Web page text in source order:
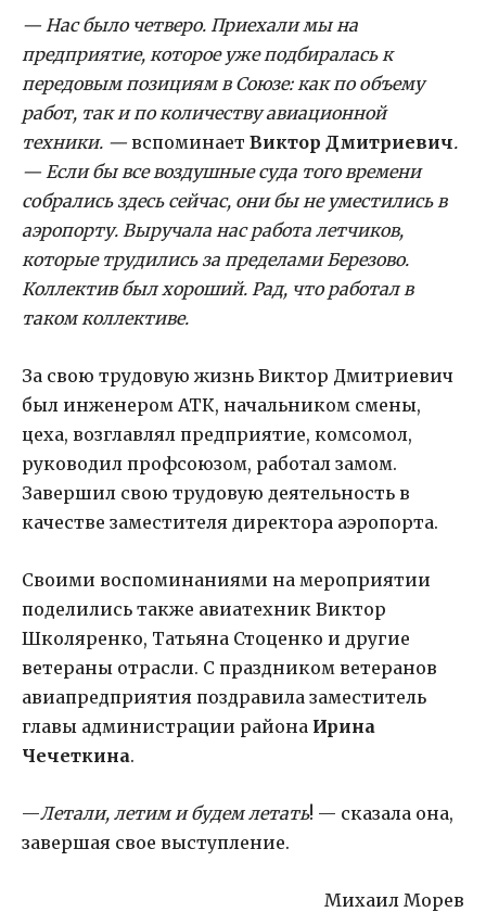
— Нас было четверо. Приехали мы на
предприятие, которое уже подбиралась к
передовым позициям в Союзе: как по объему
работ, так и по количеству авиационной
техники. — вспоминает Виктор Дмитриевич.
— Если бы все воздушные суда того времени
собрались здесь сейчас, они бы не уместились в
аэропорту. Выручала нас работа летчиков,
которые трудились за пределами Березово.
Коллектив был хороший. Рад, что работал в
таком коллективе.
За свою трудовую жизнь Виктор Дмитриевич
был инженером АТК, начальником смены,
цеха, возглавлял предприятие, комсомол,
руководил профсоюзом, работал замом.
Завершил свою трудовую деятельность в
качестве заместителя директора аэропорта.
Своими воспоминаниями на мероприятии
поделились также авиатехник Виктор
Школяренко, Татьяна Стоценко и другие
ветераны отрасли. С праздником ветеранов
авиапредприятия поздравила заместитель
главы администрации района Ирина
Чечеткина.
—Летали, летим и будем летать! — сказала она,
завершая свое выступление.
Михаил Морев